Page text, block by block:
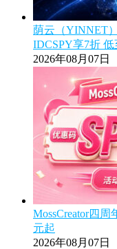
荫云（YINNET
IDCSPY享7折
2026年08月07日
MossCreator四
元起
2026年08月07日